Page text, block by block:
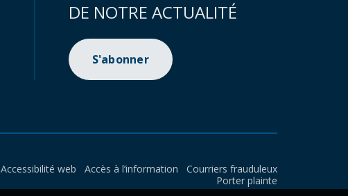
DE NOTRE ACTUALITÉ
S'abonner
Accessibilité web Accès à l’information
Courriers frauduleux
Porter plainte